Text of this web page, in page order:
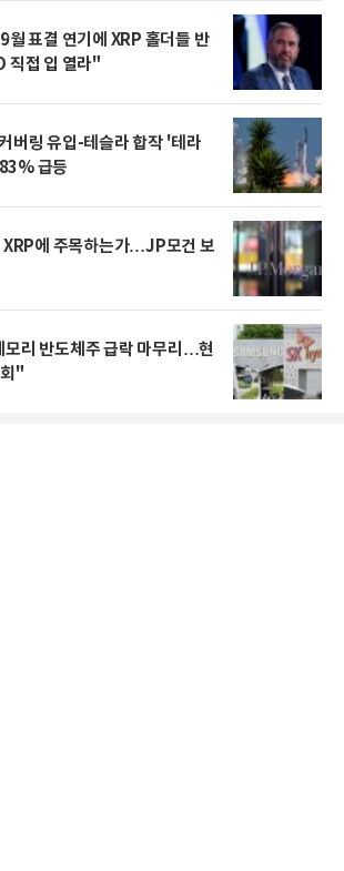
월 표결 연기에 XRP 홀더들 반
접 입 열라"
버링 유입-테슬라 합작 '테라
급등
XRP에 주목하는가…JP모건 보
리 반도체주 급락 마무리…현
"